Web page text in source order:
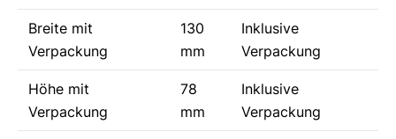
Breite mit
Verpackung
130
mm
Inklusive
Verpackung
Höhe mit
Verpackung
78
mm
Inklusive
Verpackung